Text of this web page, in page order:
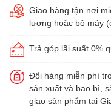
Giao hàng tận nơi
lượng hoặc bộ máy
Trả góp lãi suất 0%
Đổi hàng miễn phí
sản xuất và bao bì,
giao sản phẩm tại